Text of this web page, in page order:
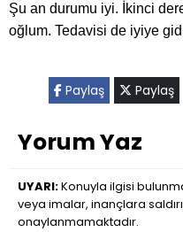
Şu an durumu iyi. İkinci
oğlum. Tedavisi de iyiye
Paylaş Paylaş
Yorum Yaz
UYARI:Konuyla ilgisi
veya imalar, inançlara
onaylanmamaktadır.